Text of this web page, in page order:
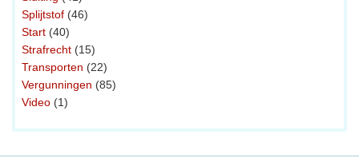
Splijtstof (46)
Start (40)
Strafrecht (15)
Transporten (22)
Vergunningen (85)
Video (1)